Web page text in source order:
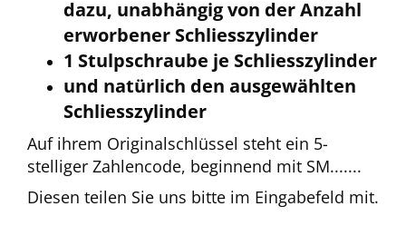
dazu, unabhängig von der Anzahl
erworbener Schliesszylinder
1 Stulpschraube je Schliesszylinder
und natürlich den ausgewählten
Schliesszylinder
Auf ihrem Originalschlüssel steht ein 5-
stelliger Zahlencode, beginnend mit SM.......
Diesen teilen Sie uns bitte im Eingabefeld mit.